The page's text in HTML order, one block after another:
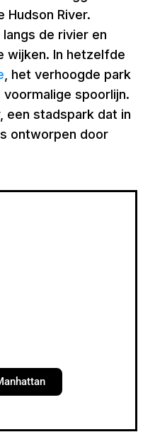
Hudson River.
de rivier en
wijken. In hetzelfde
, het verhoogde park
spoorlijn.
een stadspark dat in
ontworpen door